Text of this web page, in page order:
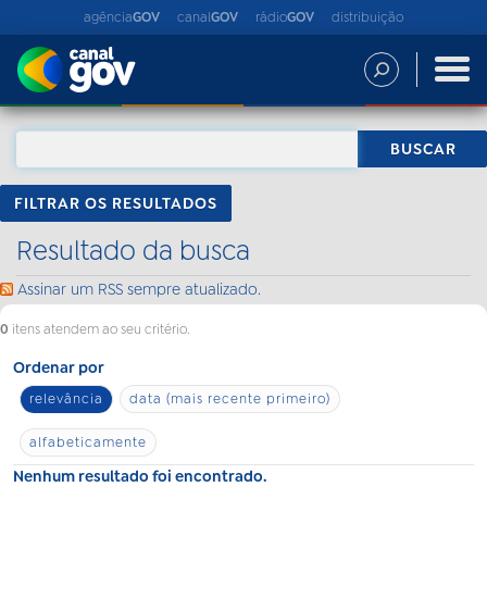
agênciaGOV canalGOV rádioGOV distribuição
FILTRAR OS RESULTADOS
Resultado da busca
Assinar um RSS sempre atualizado.
0 itens atendem ao seu critério.
Ordenar por
relevância data (mais recente primeiro)
alfabeticamente
Nenhum resultado foi encontrado.